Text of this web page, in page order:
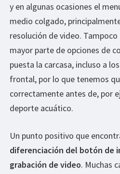
y en algunas ocasiones el
medio colgado,
resolución de video.
mayor parte de opciones de
puesta la carcasa, incluso a
frontal, por lo que tenemos
correctamente antes de, por
deporte acuático.
Un punto positivo que
diferenciación del botón de
grabación de video. Muchas